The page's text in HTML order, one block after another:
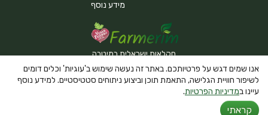
מידע נוסף
חקלאות ישראלית במיטבה
Powered By Farmerim
אנו שמים דגש על פרטיותכם. באתר זה נעשה שימוש ב'עוגיות' וכלים דומים
לשיפור חוויית הגלישה, התאמת תוכן וביצוע ניתוחים סטטיסטיים. למידע נוסף
עיינו במדיניות הפרטיות.
קראתי